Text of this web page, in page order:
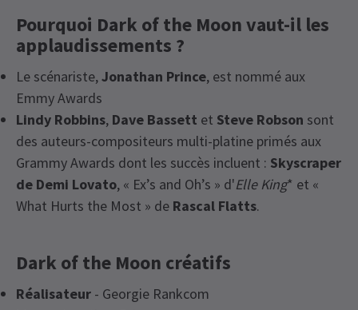
Pourquoi Dark of the Moon vaut-il les
applaudissements ?
Le scénariste,Jonathan Prince, est nommé aux
Emmy Awards
Lindy Robbins, Dave Bassett et Steve Robson sont
des auteurs-compositeurs multi-platine primés aux
Grammy Awards dont les succès incluent : Skyscraper
de Demi Lovato, « Ex’s and Oh’s » d'Elle King* et «
What Hurts the Most » de Rascal Flatts.
Dark of the Moon créatifs
Réalisateur - Georgie Rankcom